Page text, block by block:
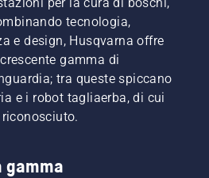
per la cura di boschi,
tecnologia,
e design, Husqvarna offre
gamma di
tra queste spiccano
e i robot tagliaerba, di cui
gamma